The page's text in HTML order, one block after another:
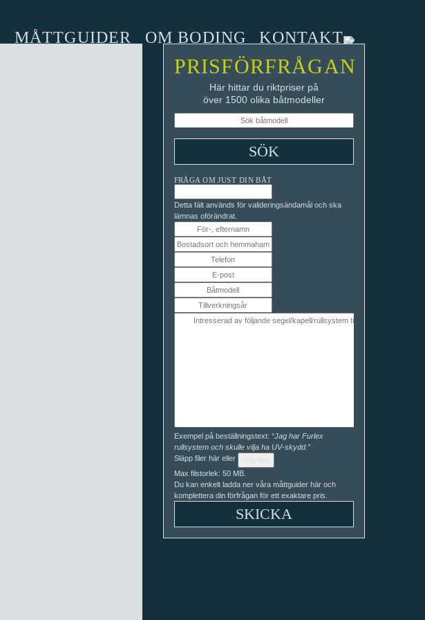
MÅTTGUIDER OM BODING KONTAKT
PRISFÖRFRÅGAN
Här hittar du riktpriser på
över 1500 olika båtmodeller
FRÅGA OM JUST DIN BÅT
Detta fält används för valideringsändamål och ska
lämnas oförändrat.
Exempel på beställningstext: “Jag har Furlex
rullsystem och skulle vilja ha UV-skydd.”
Släpp filer här eller
Max filstorlek: 50 MB.
Du kan enkelt ladda ner våra måttguider här och
komplettera din förfrågan för ett exaktare pris.